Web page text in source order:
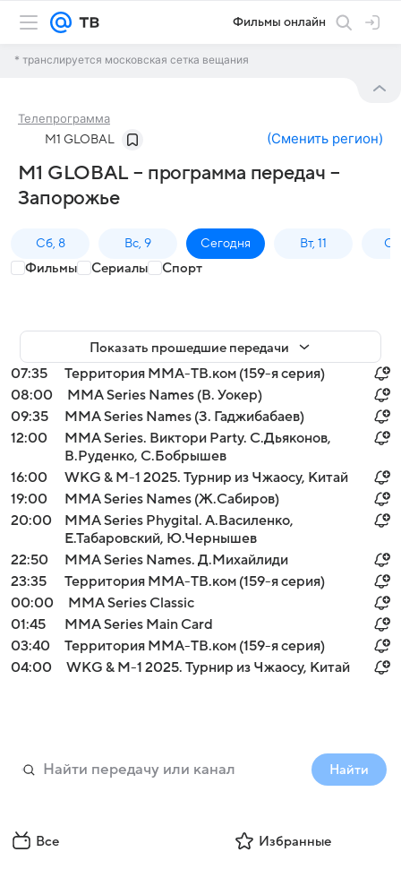
Фильмы онлайн
* транслируется московская сетка вещания
Телепрограмма
M1 GLOBAL (Сменить регион)
M1 GLOBAL – программа передач –
Запорожье
Сб, 8 Вс, 9 Сегодня Вт, 11
Фильмы Сериалы Спорт
Показать прошедшие передачи
07:35
Территория ММА-ТВ.ком (159-я серия)
08:00
MMA Series Names (В. Уокер)
09:35
MMA Series Names (З. Гаджибабаев)
12:00
MMA Series. Виктори Party. С.Дьяконов,
В.Руденко, С.Бобрышев
16:00
WKG & M-1 2025. Турнир из Чжаосу, Китай
19:00
MMA Series Names (Ж.Сабиров)
20:00
MMA Series Phygital. А.Василенко,
Е.Табаровский, Ю.Чернышев
22:50
ММА Series Names. Д.Михайлиди
23:35
Территория ММА-ТВ.ком (159-я серия)
00:00
MMA Series Classic
01:45
MMA Series Main Card
03:40
Территория ММА-ТВ.ком (159-я серия)
04:00
WKG & M-1 2025. Турнир из Чжаосу, Китай
Найти
Все Избранные